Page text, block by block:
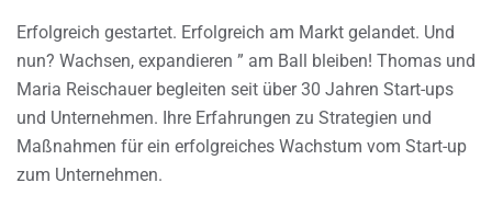
Erfolgreich gestartet. Erfolgreich am Markt gelandet. Und
nun? Wachsen, expandieren ” am Ball bleiben! Thomas und
Maria Reischauer begleiten seit über 30 Jahren Start-ups
und Unternehmen. Ihre Erfahrungen zu Strategien und
Maßnahmen für ein erfolgreiches Wachstum vom Start-up
zum Unternehmen.